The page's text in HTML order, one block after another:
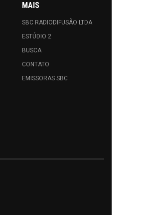
MAIS
SBC RADIODIFUSÃO LTDA
ESTÚDIO 2
BUSCA
CONTATO
EMISSORAS SBC